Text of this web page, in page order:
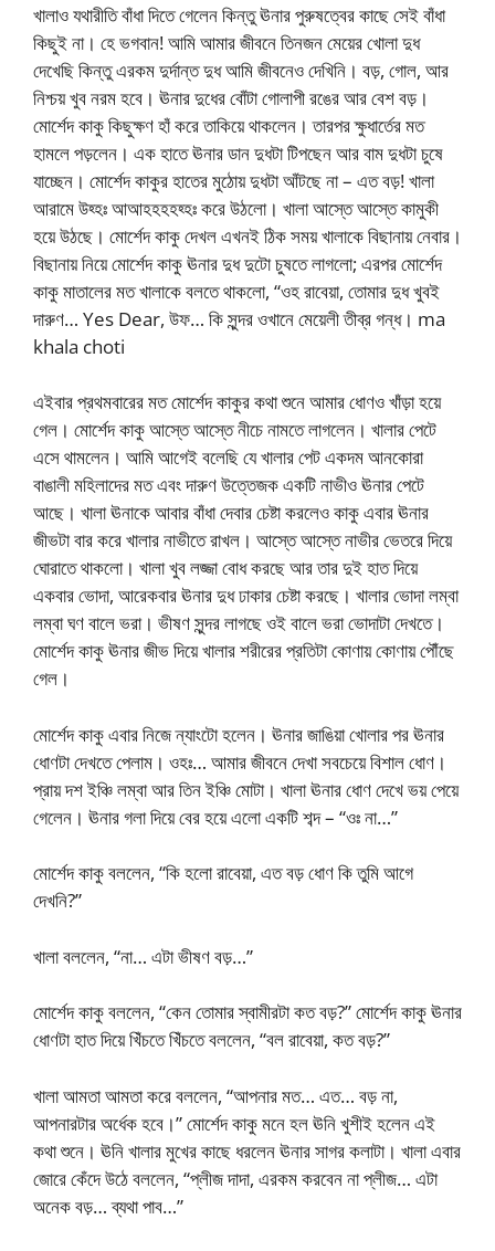
খালাও যথারীতি বাঁধা দিতে গেলেন কিন্তু ঊনার পুরুষত্বের কাছে সেই বাঁধা
কিছুই না। হে ভগবান! আমি আমার জীবনে তিনজন মেয়ের খোলা দুধ
দেখেছি কিন্তু এরকম দুর্দান্ত দুধ আমি জীবনেও দেখিনি। বড়, গোল, আর
নিশ্চয় খুব নরম হবে। ঊনার দুধের বোঁটা গোলাপী রঙের আর বেশ বড়।
মোর্শেদ কাকু কিছুক্ষণ হাঁ করে তাকিয়ে থাকলেন। তারপর ক্ষুধার্তের মত
হামলে পড়লেন। এক হাতে ঊনার ডান দুধটা টিপছেন আর বাম দুধটা চুষে
যাচ্ছেন। মোর্শেদ কাকুর হাতের মুঠোয় দুধটা আঁটছে না – এত বড়! খালা
আরামে উহ্হঃ আআহহহহহ্হঃ করে উঠলো। খালা আস্তে আস্তে কামুকী
হয়ে উঠছে। মোর্শেদ কাকু দেখল এখনই ঠিক সময় খালাকে বিছানায় নেবার।
বিছানায় নিয়ে মোর্শেদ কাকু ঊনার দুধ দুটো চুষতে লাগলো; এরপর মোর্শেদ
কাকু মাতালের মত খালাকে বলতে থাকলো, “ওহ রাবেয়া, তোমার দুধ খুবই
দারুণ… Yes Dear, উফ… কি সুন্দর ওখানে মেয়েলী তীব্র গন্ধ। ma
khala choti
এইবার প্রথমবারের মত মোর্শেদ কাকুর কথা শুনে আমার ধোণও খাঁড়া হয়ে
গেল। মোর্শেদ কাকু আস্তে আস্তে নীচে নামতে লাগলেন। খালার পেটে
এসে থামলেন। আমি আগেই বলেছি যে খালার পেট একদম আনকোরা
বাঙালী মহিলাদের মত এবং দারুণ উত্তেজক একটি নাভীও ঊনার পেটে
আছে। খালা ঊনাকে আবার বাঁধা দেবার চেষ্টা করলেও কাকু এবার ঊনার
জীভটা বার করে খালার নাভীতে রাখল। আস্তে আস্তে নাভীর ভেতরে দিয়ে
ঘোরাতে থাকলো। খালা খুব লজ্জা বোধ করছে আর তার দুই হাত দিয়ে
একবার ভোদা, আরেকবার ঊনার দুধ ঢাকার চেষ্টা করছে। খালার ভোদা লম্বা
লম্বা ঘণ বালে ভরা। ভীষণ সুন্দর লাগছে ওই বালে ভরা ভোদাটা দেখতে।
মোর্শেদ কাকু ঊনার জীভ দিয়ে খালার শরীরের প্রতিটা কোণায় কোণায় পৌঁছে
গেল।
মোর্শেদ কাকু এবার নিজে ন্যাংটো হলেন। ঊনার জাঙিয়া খোলার পর ঊনার
ধোণটা দেখতে পেলাম। ওহঃ… আমার জীবনে দেখা সবচেয়ে বিশাল ধোণ।
প্রায় দশ ইঞ্চি লম্বা আর তিন ইঞ্চি মোটা। খালা ঊনার ধোণ দেখে ভয় পেয়ে
গেলেন। ঊনার গলা দিয়ে বের হয়ে এলো একটি শব্দ – “ওঃ না…”
মোর্শেদ কাকু বললেন, “কি হলো রাবেয়া, এত বড় ধোণ কি তুমি আগে
দেখনি?”
খালা বললেন, “না… এটা ভীষণ বড়…”
মোর্শেদ কাকু বললেন, “কেন তোমার স্বামীরটা কত বড়?” মোর্শেদ কাকু ঊনার
ধোণটা হাত দিয়ে খিঁচতে খিঁচতে বললেন, “বল রাবেয়া, কত বড়?”
খালা আমতা আমতা করে বললেন, “আপনার মত… এত… বড় না,
আপনারটার অর্ধেক হবে।” মোর্শেদ কাকু মনে হল ঊনি খুশীই হলেন এই
কথা শুনে। ঊনি খালার মুখের কাছে ধরলেন ঊনার সাগর কলাটা। খালা এবার
জোরে কেঁদে উঠে বললেন, “প্লীজ দাদা, এরকম করবেন না প্লীজ… এটা
অনেক বড়… ব্যথা পাব…”